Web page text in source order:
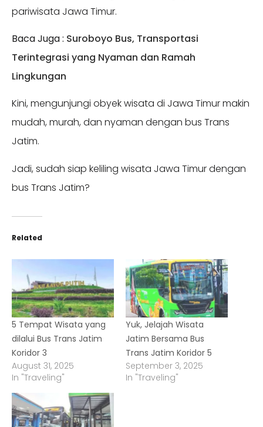
pariwisata Jawa Timur.
Baca Juga : Suroboyo Bus, Transportasi
Terintegrasi yang Nyaman dan Ramah
Lingkungan
Kini, mengunjungi obyek wisata di Jawa Timur makin
mudah, murah, dan nyaman dengan bus Trans
Jatim.
Jadi, sudah siap keliling wisata Jawa Timur dengan
bus Trans Jatim?
Related
5 Tempat Wisata yang
dilalui Bus Trans Jatim
Koridor 3
August 31, 2025
In "Traveling"
Yuk, Jelajah Wisata
Jatim Bersama Bus
Trans Jatim Koridor 5
September 3, 2025
In "Traveling"